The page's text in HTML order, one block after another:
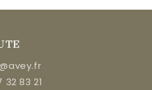
32 83 21